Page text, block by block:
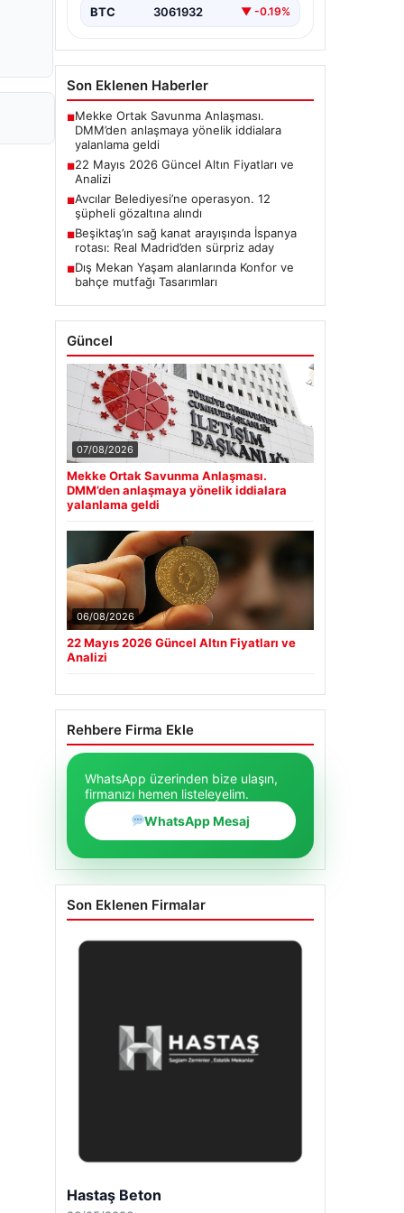
BTC 3061932 ▼ -0.19%
Son Eklenen Haberler
■Mekke Ortak Savunma Anlaşması.
DMM’den anlaşmaya yönelik iddialara
yalanlama geldi
■22 Mayıs 2026 Güncel Altın Fiyatları ve
Analizi
■Avcılar Belediyesi’ne operasyon. 12
şüpheli gözaltına alındı
■Beşiktaş’ın sağ kanat arayışında İspanya
rotası: Real Madrid’den sürpriz aday
■Dış Mekan Yaşam alanlarında Konfor ve
bahçe mutfağı Tasarımları
Güncel
07/08/2026
Mekke Ortak Savunma Anlaşması.
DMM’den anlaşmaya yönelik iddialara
yalanlama geldi
06/08/2026
22 Mayıs 2026 Güncel Altın Fiyatları ve
Analizi
Rehbere Firma Ekle
WhatsApp üzerinden bize ulaşın,
firmanızı hemen listeleyelim.
WhatsApp Mesaj
Son Eklenen Firmalar
Hastaş Beton